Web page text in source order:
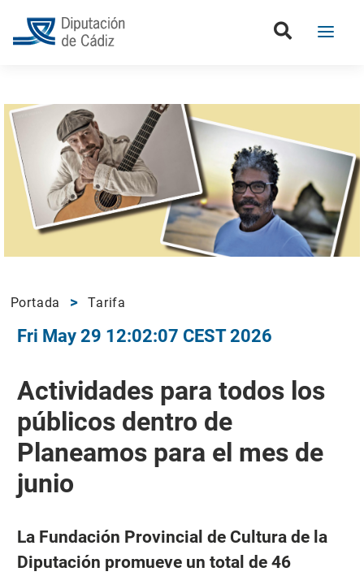
Portada Tarifa
Fri May 29 12:02:07 CEST 2026
Actividades para todos los
públicos dentro de
Planeamos para el mes de
junio
La Fundación Provincial de Cultura de la
Diputación promueve un total de 46